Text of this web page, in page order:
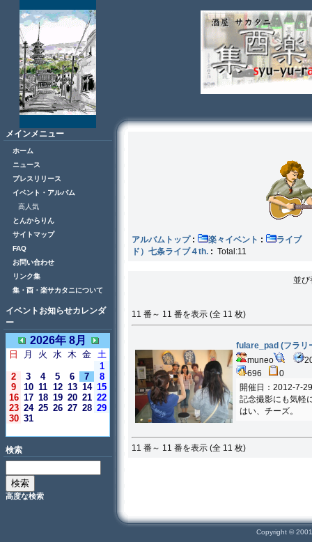
メインメニュー
ホーム
ニュース
プレスリリース
イベント・アルバム
高人気
とんからりん
サイトマップ
FAQ
お問い合わせ
リンク集
集・酉・楽サカタニについて
イベントお知らせカレンダ
ー
2026年 8月
日 月 火 水 木 金 土
1
2
3 4 5 6 7
8
9
10 11 12 13 14 15
16 17 18 19 20 21 22
23 24 25 26 27 28 29
30 31
検索
高度な検索
アルバムトップ: 楽々イベント :
ド）七条ライブ４th. : Total:11
並
11 番～ 11 番を表示 (全 11 枚)
fulare_pad (フラリ
muneo
696
0
開催日：2012-7-29
記念撮影にも気軽
はい、チーズ。
11 番～ 11 番を表示 (全 11 枚)
Copyright ©